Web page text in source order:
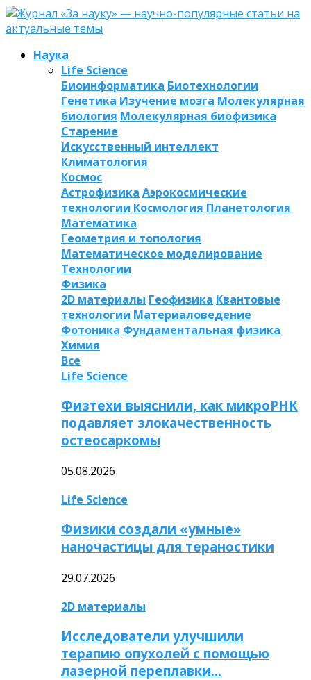
Наука
Life Science
Биоинформатика Биотехнологии
Генетика Изучение мозга Молекулярная
биология Молекулярная биофизика
Старение
Искусственный интеллект
Климатология
Космос
Астрофизика Аэрокосмические
технологии Космология Планетология
Математика
Геометрия и топология
Математическое моделирование
Технологии
Физика
2D материалы Геофизика Квантовые
технологии Материаловедение
Фотоника Фундаментальная физика
Химия
Все
Life Science
Физтехи выяснили, как микроРНК
подавляет злокачественность
остеосаркомы
05.08.2026
Life Science
Физики создали «умные»
наночастицы для тераностики
29.07.2026
2D материалы
Исследователи улучшили
терапию опухолей с помощью
лазерной переплавки…